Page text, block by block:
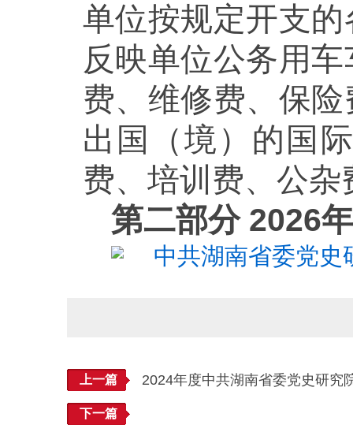
单位按规定开支
反映单位公务用
费、维修费、保
出国（境）的国
费、培训费、公杂
第二部分 2026
中共湖南省委党史
上一篇 2024年度中共湖南省委党史研究
下一篇